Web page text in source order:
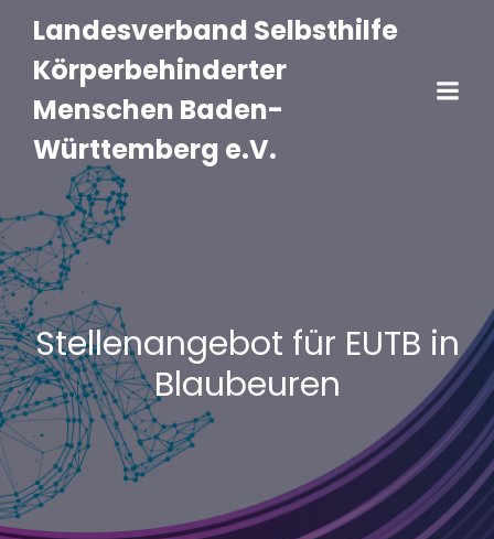
Landesverband Selbsthilfe
Körperbehinderter
Menschen Baden-
Württemberg e.V.
Stellenangebot für EUTB in
Blaubeuren